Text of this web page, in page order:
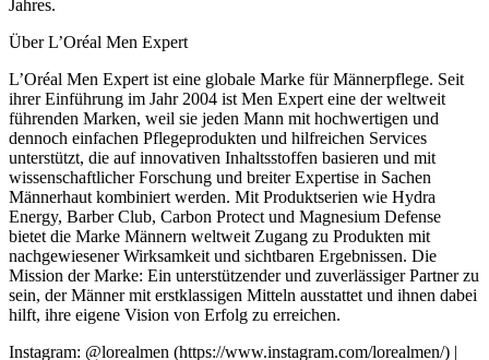
Jahres.
Über L’Oréal Men Expert
L’Oréal Men Expert ist eine globale Marke für Männerpflege. Seit
ihrer Einführung im Jahr 2004 ist Men Expert eine der weltweit
führenden Marken, weil sie jeden Mann mit hochwertigen und
dennoch einfachen Pflegeprodukten und hilfreichen Services
unterstützt, die auf innovativen Inhaltsstoffen basieren und mit
wissenschaftlicher Forschung und breiter Expertise in Sachen
Männerhaut kombiniert werden. Mit Produktserien wie Hydra
Energy, Barber Club, Carbon Protect und Magnesium Defense
bietet die Marke Männern weltweit Zugang zu Produkten mit
nachgewiesener Wirksamkeit und sichtbaren Ergebnissen. Die
Mission der Marke: Ein unterstützender und zuverlässiger Partner zu
sein, der Männer mit erstklassigen Mitteln ausstattet und ihnen dabei
hilft, ihre eigene Vision von Erfolg zu erreichen.
Instagram: @lorealmen (https://www.instagram.com/lorealmen/) |